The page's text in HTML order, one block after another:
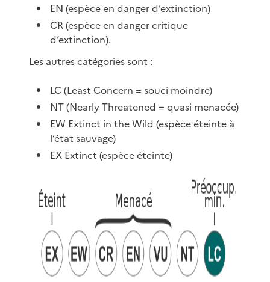
EN (espèce en danger d’extinction)
CR (espèce en danger critique
d’extinction).
Les autres catégories sont :
LC (Least Concern = souci moindre)
NT (Nearly Threatened = quasi menacée)
EW Extinct in the Wild (espèce éteinte à
l’état sauvage)
EX Extinct (espèce éteinte)